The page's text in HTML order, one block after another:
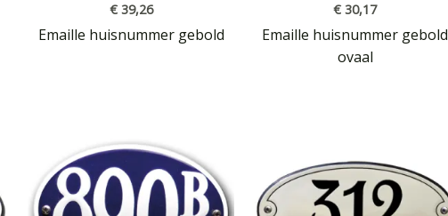
€39,26
Emaille huisnummer gebold
€ 30,17
Emaille huisnummer gebold
ovaal